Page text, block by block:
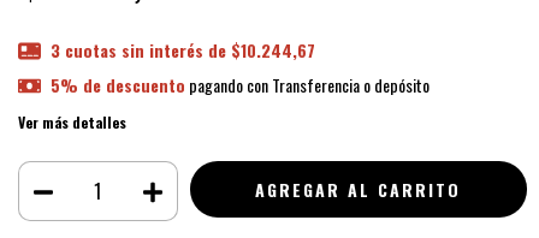
3 cuotas sin interés de $10.244,67
5% de descuento pagando con Transferencia o depósito
Ver más detalles